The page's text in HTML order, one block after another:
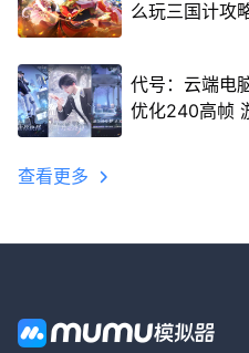
么玩三国计攻
代号：云端电
优化240高帧
查看更多